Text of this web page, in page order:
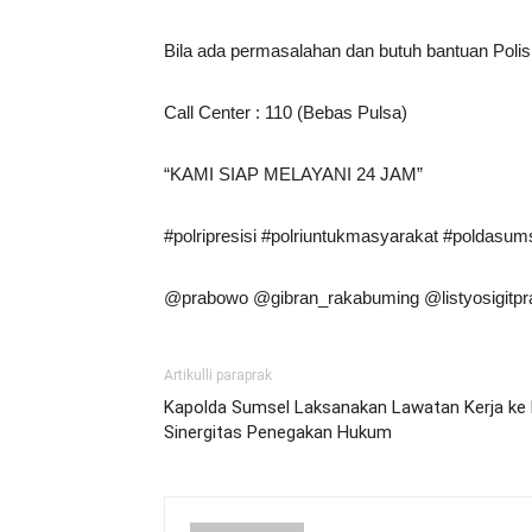
Bila ada permasalahan dan butuh bantuan
Call Center : 110 (Bebas Pulsa)
“KAMI SIAP MELAYANI 24 JAM”
#polripresisi #polriuntukmasyarakat
@prabowo @gibran_rakabuming
Artikulli paraprak
Kapolda Sumsel Laksanakan Lawatan Kerja
Sinergitas Penegakan Hukum